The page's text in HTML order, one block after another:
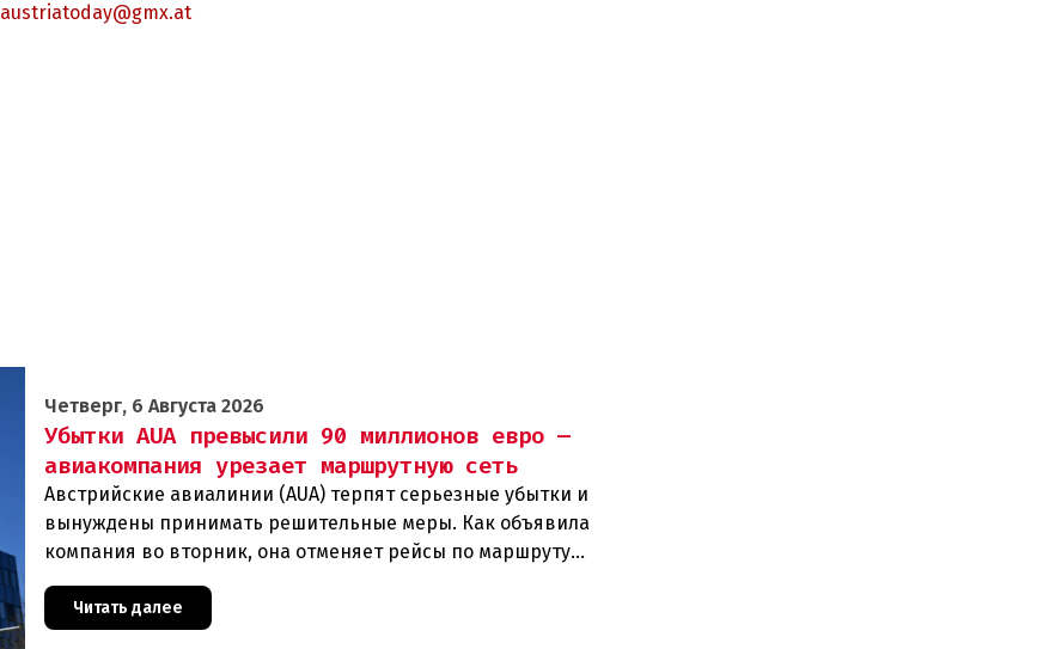
austriatoday@gmx.at
Четверг, 6 Августа 2026
Убытки AUA превысили 90 миллионов евро —
авиакомпания урезает маршрутную сеть
Австрийские авиалинии (AUA) терпят серьезные убытки и
вынуждены принимать решительные меры. Как объявила
компания во вторник, она отменяет рейсы по маршруту
Вена — Грац.Причиной столь жесткой экономии
Читать далее